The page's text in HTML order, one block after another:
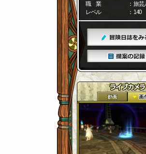
職 業
： 旅芸
レベル
： 140